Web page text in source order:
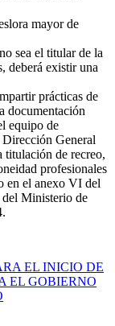
mayor de
sea el titular de la
deberá existir una
prácticas de
documentación
equipo de
General
titulación de recreo,
profesionales
en el anexo VI del
del Ministerio de
EL INICIO DE
EL GOBIERNO